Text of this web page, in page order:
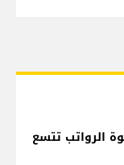
الرواتب تتسع